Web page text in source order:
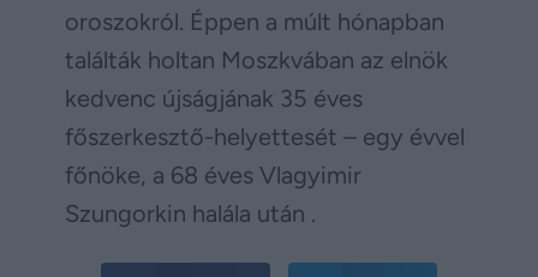
oroszokról. Éppen a múlt hónapban
találták holtan Moszkvában az elnök
kedvenc újságjának 35 éves
főszerkesztő-helyettesét – egy évvel
főnöke, a 68 éves Vlagyimir
Szungorkin halála után .